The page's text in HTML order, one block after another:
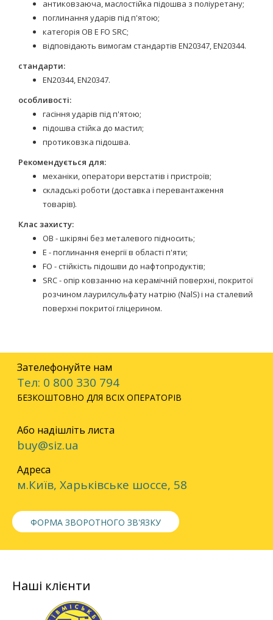
антиковзаюча, маслостійка підошва з поліуретану;
поглинання ударів під п'ятою;
категорія OB E FO SRC;
відповідають вимогам стандартів EN20347, EN20344.
стандарти:
EN20344, EN20347.
особливості:
гасіння ударів під п'ятою;
підошва стійка до мастил;
протиковзка підошва.
Рекомендується для:
механіки, оператори верстатів і пристроїв;
складські роботи (доставка і перевантаження
товарів).
Клас захисту:
OB - шкіряні без металевого підносить;
E - поглинання енергії в області п'яти;
FO - стійкість підошви до нафтопродуктів;
SRC - опір ковзанню на керамічній поверхні, покритої
розчином лаурилсульфату натрію (NalS) і на сталевий
поверхні покритої гліцерином.
Зателефонуйте нам
Тел: 0 800 330 794
БЕЗКОШТОВНО ДЛЯ ВСІХ ОПЕРАТОРІВ
Або надішліть листа
buy@siz.ua
Адреса
м.Київ, Харьківське шоссе, 58
ФОРМА ЗВОРОТНОГО ЗВ'ЯЗКУ
Наші клієнти